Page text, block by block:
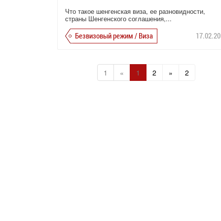
Что такое шенгенская виза, ее разновидности,
страны Шенгенского соглашения,...
Безвизовый режим / Виза
1 « 1 2 » 2